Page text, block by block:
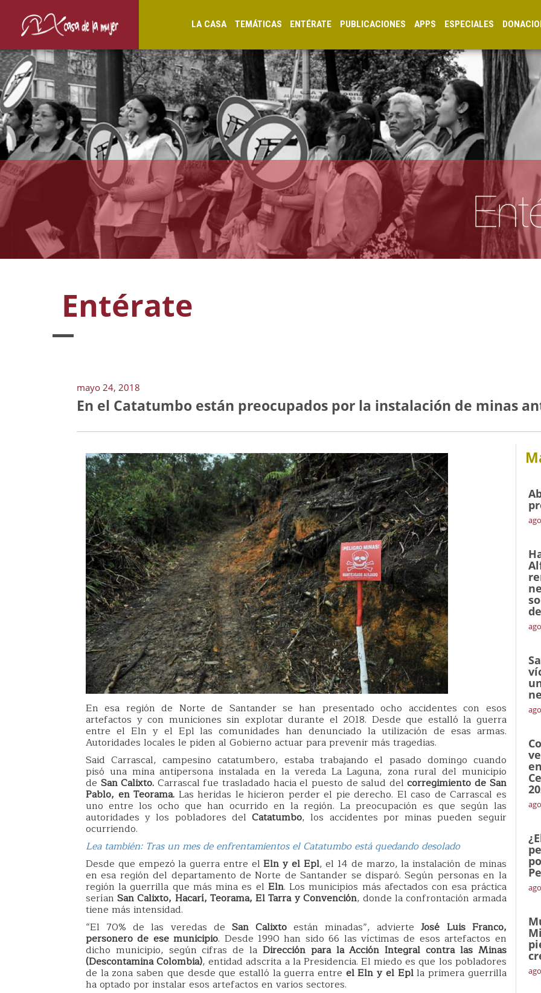
LA CASA TEMÁTICAS ENTÉRATE PUBLICACIONES APPS ESPECIALES
Entérate
mayo 24, 2018
En el Catatumbo están preocupados por la instalación de minas
En esa región de Norte de Santander se han presentado ocho accidentes con esos
artefactos y con municiones sin explotar durante el 2018. Desde que estalló la guerra
entre el Eln y el Epl las comunidades han denunciado la utilización de esas armas.
Autoridades locales le piden al Gobierno actuar para prevenir más tragedias.
Said Carrascal, campesino catatumbero, estaba trabajando el pasado domingo cuando
pisó una mina antipersona instalada en la vereda La Laguna, zona rural del municipio
de San Calixto. Carrascal fue trasladado hacia el puesto de salud delcorregimiento de San
Pablo, en Teorama. Las heridas le hicieron perder el pie derecho. El caso de Carrascal es
uno entre los ocho que han ocurrido en la región. La preocupación es que según las
autoridades y los pobladores delCatatumbo, los accidentes por minas pueden seguir
ocurriendo.
Lea también: Tras un mes de enfrentamientos el Catatumbo está quedando desolado
Desde que empezó la guerra entre elEln y el Epl, el 14 de marzo, la instalación de minas
en esa región del departamento de Norte de Santander se disparó. Según personas en la
región la guerrilla que más mina es el Eln. Los municipios más afectados con esa práctica
seríanSan Calixto, Hacarí, Teorama, El Tarra y Convención, donde la confrontación armada
tiene más intensidad.
“El 70% de las veredas de San Calixtoestán minadas”, advierteJosé Luis Franco,
personero de ese municipio. Desde 1990 han sido 66 las víctimas de esos artefactos en
dicho municipio, según cifras de la Dirección para la Acción Integral contra las Minas
(Descontamina Colombia), entidad adscrita a la Presidencia. El miedo es que los pobladores
de la zona saben que desde que estalló la guerra entre el Eln y el Eplla primera guerrilla
ha optado por instalar esos artefactos en varios sectores.